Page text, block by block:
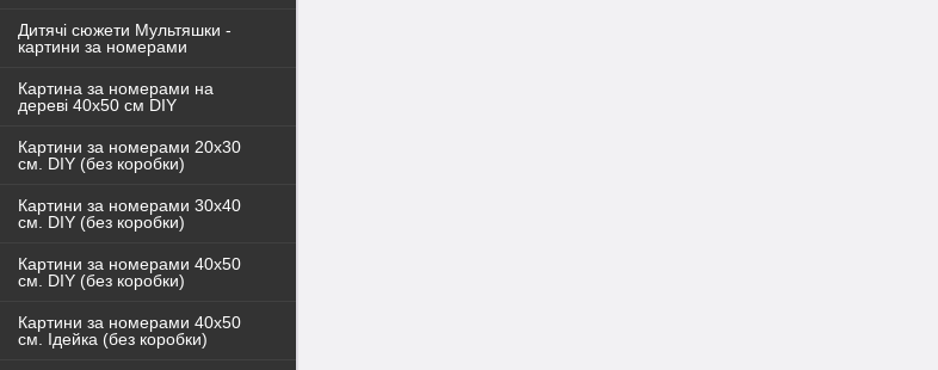
Дитячі сюжети Мультяшки -
картини за номерами
Картина за номерами на
дереві 40х50 см DIY
Картини за номерами 20х30
см. DIY (без коробки)
Картини за номерами 30х40
см. DIY (без коробки)
Картини за номерами 40х50
см. DIY (без коробки)
Картини за номерами 40x50
см. Ідейка (без коробки)